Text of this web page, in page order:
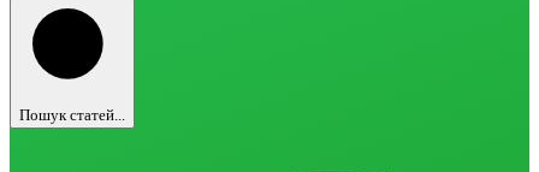
Пошук статей...